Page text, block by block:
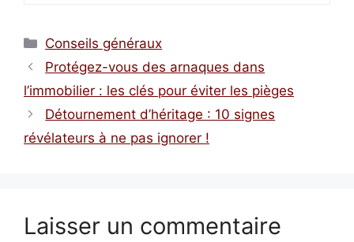
Catégories
Conseils généraux
Protégez-vous des arnaques dans
l’immobilier : les clés pour éviter les pièges
Détournement d’héritage : 10 signes
révélateurs à ne pas ignorer !
Laisser un commentaire